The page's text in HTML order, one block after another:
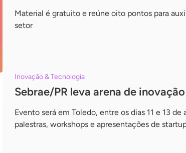
Material é gratuito e reúne oito pontos para
setor
Inovação & Tecnologia
Sebrae/PR leva arena de
Evento será em Toledo, entre os dias 11 e 13
palestras, workshops e apresentações de